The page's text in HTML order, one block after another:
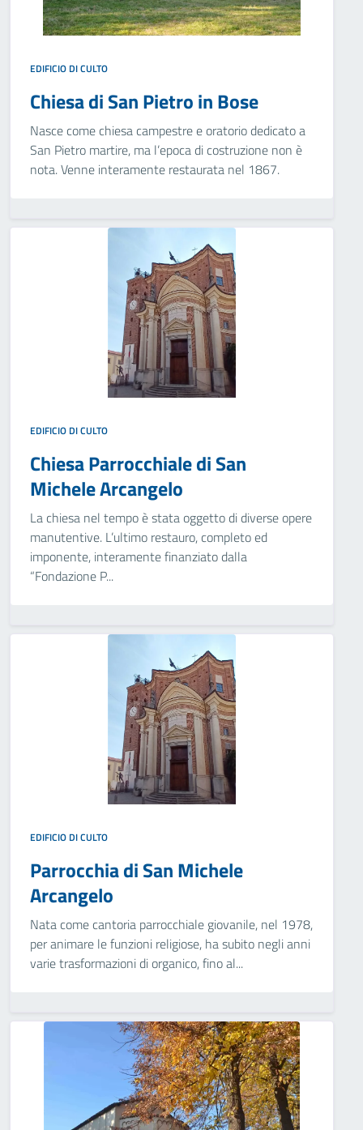
EDIFICIO DI CULTO
Chiesa di San Pietro in Bose
Nasce come chiesa campestre e oratorio dedicato a
San Pietro martire, ma l’epoca di costruzione non è
nota. Venne interamente restaurata nel 1867.
EDIFICIO DI CULTO
Chiesa Parrocchiale di San
Michele Arcangelo
La chiesa nel tempo è stata oggetto di diverse opere
manutentive. L’ultimo restauro, completo ed
imponente, interamente finanziato dalla
“Fondazione P...
EDIFICIO DI CULTO
Parrocchia di San Michele
Arcangelo
Nata come cantoria parrocchiale giovanile, nel 1978,
per animare le funzioni religiose, ha subito negli anni
varie trasformazioni di organico, fino al...